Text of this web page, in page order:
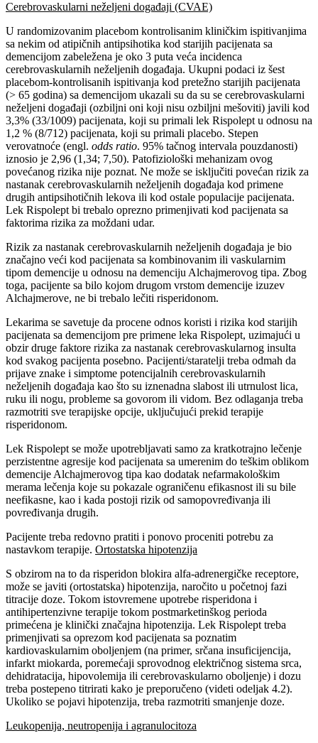
Cerebrovaskularni neželjeni događaji (CVAE)
U randomizovanim placebom kontrolisanim kliničkim ispitivanjima
sa nekim od atipičnih antipsihotika kod starijih pacijenata sa
demencijom zabeležena je oko 3 puta veća incidenca
cerebrovaskularnih neželjenih događaja. Ukupni podaci iz šest
placebom-kontrolisanih ispitivanja kod pretežno starijih pacijenata
(> 65 godina) sa demencijom ukazali su da su se cerebrovaskularni
neželjeni događaji (ozbiljni oni koji nisu ozbiljni mešoviti) javili kod
3,3% (33/1009) pacijenata, koji su primali lek Rispolept u odnosu na
1,2 % (8/712) pacijenata, koji su primali placebo. Stepen
verovatnoće (engl. odds ratio. 95% tačnog intervala pouzdanosti)
iznosio je 2,96 (1,34; 7,50). Patofiziološki mehanizam ovog
povećanog rizika nije poznat. Ne može se isključiti povećan rizik za
nastanak cerebrovaskularnih neželjenih događaja kod primene
drugih antipsihotičnih lekova ili kod ostale populacije pacijenata.
Lek Rispolept bi trebalo oprezno primenjivati kod pacijenata sa
faktorima rizika za moždani udar.
Rizik za nastanak cerebrovaskularnih neželjenih događaja je bio
značajno veći kod pacijenata sa kombinovanim ili vaskularnim
tipom demencije u odnosu na demenciju Alchajmerovog tipa. Zbog
toga, pacijente sa bilo kojom drugom vrstom demencije izuzev
Alchajmerove, ne bi trebalo lečiti risperidonom.
Lekarima se savetuje da procene odnos koristi i rizika kod starijih
pacijenata sa demencijom pre primene leka Rispolept, uzimajući u
obzir druge faktore rizika za nastanak cerebrovaskularnog insulta
kod svakog pacijenta posebno. Pacijenti/staratelji treba odmah da
prijave znake i simptome potencijalnih cerebrovaskularnih
neželjenih događaja kao što su iznenadna slabost ili utrnulost lica,
ruku ili nogu, probleme sa govorom ili vidom. Bez odlaganja treba
razmotriti sve terapijske opcije, uključujući prekid terapije
risperidonom.
Lek Rispolept se može upotrebljavati samo za kratkotrajno lečenje
perzistentne agresije kod pacijenata sa umerenim do teškim oblikom
demencije Alchajmerovog tipa kao dodatak nefarmakološkim
merama lečenja koje su pokazale ograničenu efikasnost ili su bile
neefikasne, kao i kada postoji rizik od samopovređivanja ili
povređivanja drugih.
Pacijente treba redovno pratiti i ponovo proceniti potrebu za
nastavkom terapije. Ortostatska hipotenzija
S obzirom na to da risperidon blokira alfa-adrenergičke receptore,
može se javiti (ortostatska) hipotenzija, naročito u početnoj fazi
titracije doze. Tokom istovremene upotrebe risperidona i
antihipertenzivne terapije tokom postmarketinškog perioda
primećena je klinički značajna hipotenzija. Lek Rispolept treba
primenjivati sa oprezom kod pacijenata sa poznatim
kardiovaskularnim oboljenjem (na primer, srčana insuficijencija,
infarkt miokarda, poremećaji sprovodnog električnog sistema srca,
dehidratacija, hipovolemija ili cerebrovaskularno oboljenje) i dozu
treba postepeno titrirati kako je preporučeno (videti odeljak 4.2).
Ukoliko se pojavi hipotenzija, treba razmotriti smanjenje doze.
Leukopenija, neutropenija i agranulocitoza